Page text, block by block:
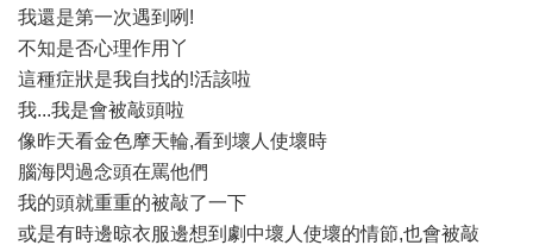
我還是第一次遇到咧!
不知是否心理作用丫
這種症狀是我自找的!活該啦
我...我是會被敲頭啦
像昨天看金色摩天輪,看到壞人使壞時
腦海閃過念頭在罵他們
我的頭就重重的被敲了一下
或是有時邊晾衣服邊想到劇中壞人使壞的情節,也會被敲